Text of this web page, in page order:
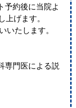
予約後に当院よ
上げます。
いたします。
専門医による説